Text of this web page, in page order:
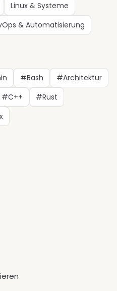
Linux & Systeme
& Automatisierung
#Bash
#Architektur
#C++
#Rust